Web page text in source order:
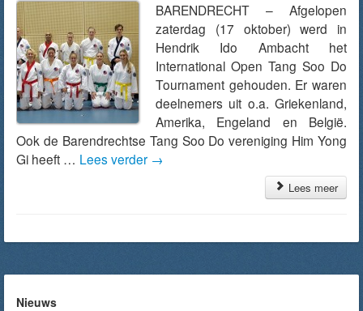
BARENDRECHT – Afgelopen
zaterdag (17 oktober) werd in
Hendrik Ido Ambacht het
International Open Tang Soo Do
Tournament gehouden. Er waren
deelnemers uit o.a. Griekenland,
Amerika, Engeland en België.
Ook de Barendrechtse Tang Soo Do vereniging Him Yong
Gi heeft … Lees verder →
Lees meer
Nieuws